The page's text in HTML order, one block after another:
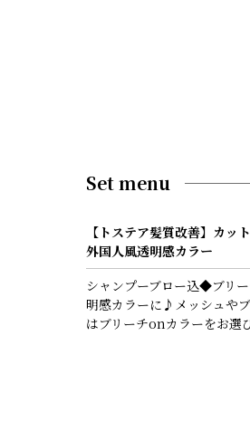
Set menu
【トステア髪質改善】カッ
外国人風透明感カラー
シャンプーブロー込◆ブリ
明感カラーに♪メッシュや
はブリーチonカラーをお選